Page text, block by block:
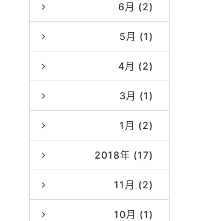
6月 (2)
5月 (1)
4月 (2)
3月 (1)
1月 (2)
2018年 (17)
11月 (2)
10月 (1)